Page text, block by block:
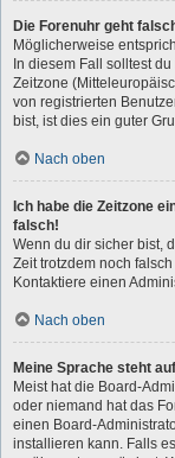
Die Forenuhr geht
Möglicherweise
In diesem Fall solltest
Zeitzone
von registrierten
bist, ist dies ein guter
Nach oben
Ich habe die Zeitzone
falsch!
Wenn du dir sicher bist,
Zeit trotzdem noch
Kontaktiere einen
Nach oben
Meine Sprache steht
Meist hat die Board-
oder niemand hat das
einen Board-
installieren kann. Falls